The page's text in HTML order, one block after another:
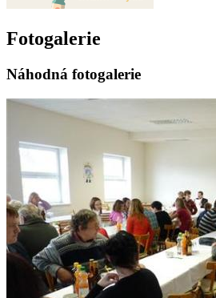
Fotogalerie
Náhodná fotogalerie